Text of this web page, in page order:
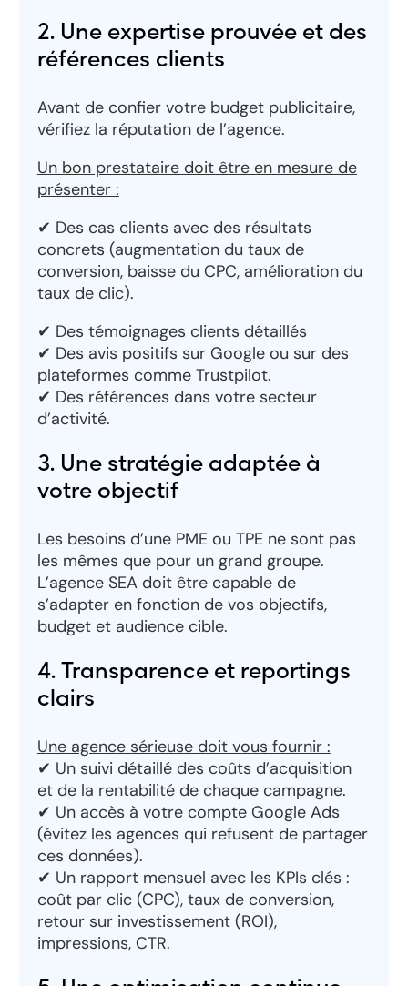
2. Une expertise prouvée et des
références clients
Avant de confier votre budget publicitaire,
vérifiez la réputation de l’agence.
Un bon prestataire doit être en mesure de
présenter :
✔ Des cas clients avec des résultats
concrets (augmentation du taux de
conversion, baisse du CPC, amélioration du
taux de clic).
✔ Des témoignages clients détaillés
✔ Des avis positifs sur Google ou sur des
plateformes comme Trustpilot.
✔ Des références dans votre secteur
d’activité.
3. Une stratégie adaptée à
votre objectif
Les besoins d’une PME ou TPE ne sont pas
les mêmes que pour un grand groupe.
L’agence SEA doit être capable de
s’adapter en fonction de vos objectifs,
budget et audience cible.
4. Transparence et reportings
clairs
Une agence sérieuse doit vous fournir :
✔ Un suivi détaillé des coûts d’acquisition
et de la rentabilité de chaque campagne.
✔ Un accès à votre compte Google Ads
(évitez les agences qui refusent de partager
ces données).
✔ Un rapport mensuel avec les KPIs clés :
coût par clic (CPC), taux de conversion,
retour sur investissement (ROI),
impressions, CTR.
Audit gratuit